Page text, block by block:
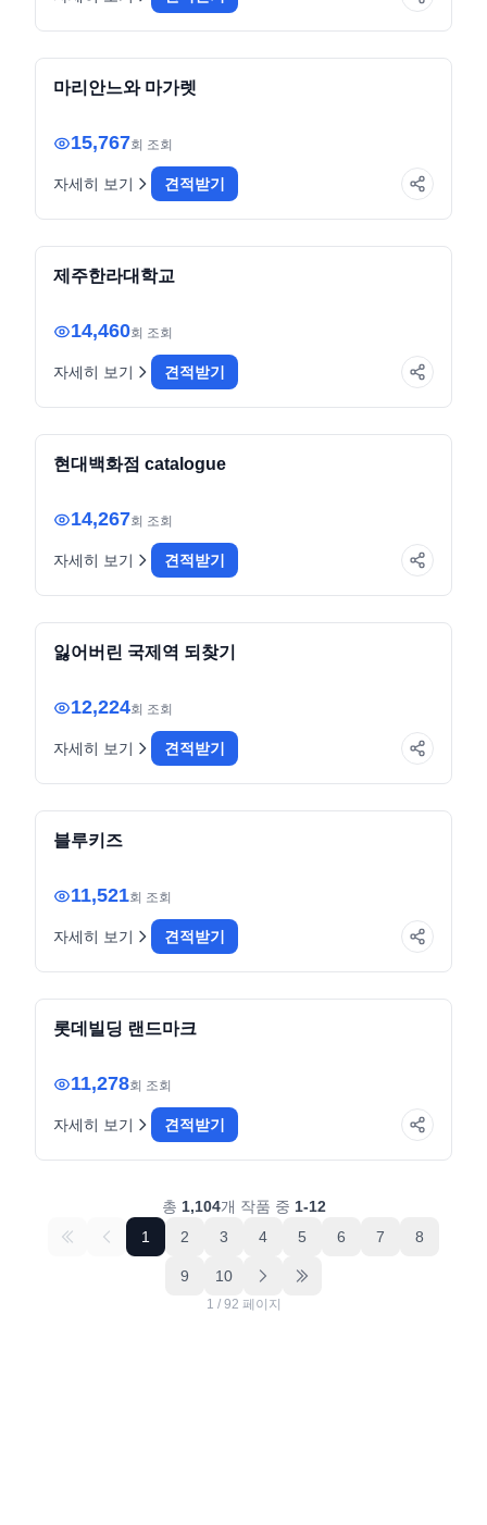
commerce 전자책
마리안느와 마가렛
15,767회 조회
자세히 보기 견적받기
education 전자책
제주한라대학교
14,460회 조회
자세히 보기 견적받기
enterprise 전자책
현대백화점 catalogue
14,267회 조회
자세히 보기 견적받기
public-institution 전자책
잃어버린 국제역 되찾기
12,224회 조회
자세히 보기 견적받기
commerce
블루키즈
11,521회 조회
자세히 보기 견적받기
enterprise 전자책
롯데빌딩 랜드마크
11,278회 조회
자세히 보기 견적받기
총 1,104개 작품 중 1-12
1
2 3 4 5 6 7 8
9 10
1 / 92 페이지